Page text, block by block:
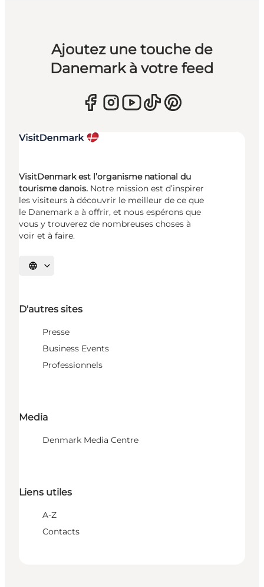
Ajoutez une touche de
Danemark à votre feed
VisitDenmark est l’organisme national du
tourisme danois. Notre mission est d’inspirer
les visiteurs à découvrir le meilleur de ce que
le Danemark a à offrir, et nous espérons que
vous y trouverez de nombreuses choses à
voir et à faire.
Choisissez la langue
D'autres sites
Presse
Business Events
Professionnels
Media
Denmark Media Centre
Liens utiles
A-Z
Contacts